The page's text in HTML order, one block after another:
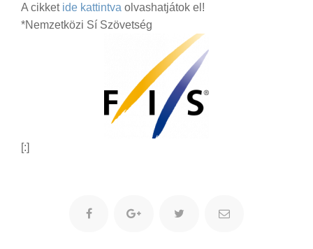
A cikket ide kattintva olvashatjátok el!
*Nemzetközi Sí Szövetség
[:]